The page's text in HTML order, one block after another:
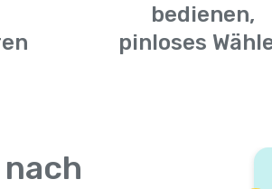
bedienen,
pinloses